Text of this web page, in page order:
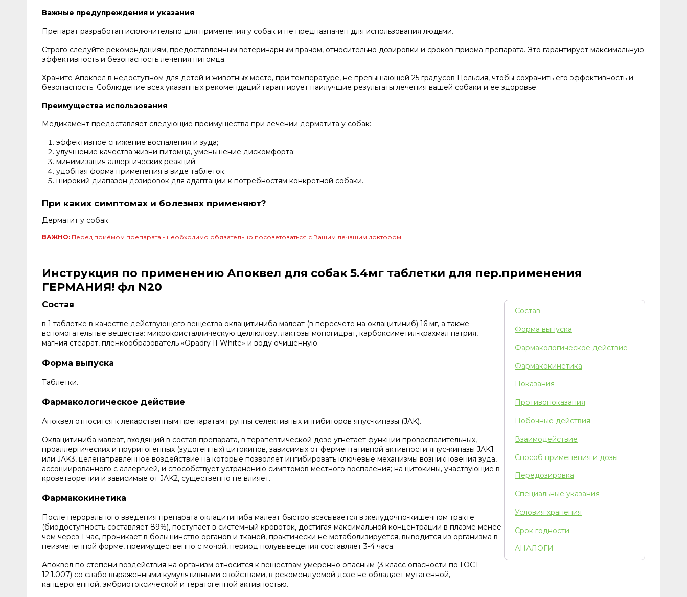
Важные предупреждения и указания
Препарат разработан исключительно для применения у собак и не предназначен для использования людьми.
Строго следуйте рекомендациям, предоставленным ветеринарным врачом, относительно дозировки и сроков приема препарата. Это гарантирует максимальную
эффективность и безопасность лечения питомца.
Храните Апоквел в недоступном для детей и животных месте, при температуре, не превышающей 25 градусов Цельсия, чтобы сохранить его эффективность и
безопасность. Соблюдение всех указанных рекомендаций гарантирует наилучшие результаты лечения вашей собаки и ее здоровье.
Преимущества использования
Медикамент предоставляет следующие преимущества при лечении дерматита у собак:
эффективное снижение воспаления и зуда;
улучшение качества жизни питомца, уменьшение дискомфорта;
минимизация аллергических реакций;
удобная форма применения в виде таблеток;
широкий диапазон дозировок для адаптации к потребностям конкретной собаки.
При каких симптомах и болезнях применяют?
Дерматит у собак
ВАЖНО: Перед приёмом препарата - необходимо обязательно посоветоваться с Вашим лечащим доктором!
Инструкция по применению Апоквел для собак 5.4мг таблетки для пер.применения
ГЕРМАНИЯ! фл N20
Состав
в 1 таблетке в качестве действующего вещества оклацитиниба малеат (в пересчете на оклацитиниб) 16 мг, а также
вспомогательные вещества: микрокристаллическую целлюлозу, лактозы моногидрат, карбоксиметил-крахмал натрия,
магния стеарат, плёнкообразователь «Opadry II White» и воду очищенную.
Форма выпуска
Таблетки.
Фармакологическое действие
Апоквел относится к лекарственным препаратам группы селективных ингибиторов янус-киназы (JAK).
Оклацитиниба малеат, входящий в состав препарата, в терапевтической дозе угнетает функции провоспалительных,
проаллергических и пруритогенных (зудогенных) цитокинов, зависимых от ферментативной активности янус-киназы JAK1
или JAK3, целенаправленное воздействие на которые позволяет ингибировать ключевые механизмы возникновения зуда,
ассоциированного с аллергией, и способствует устранению симптомов местного воспаления; на цитокины, участвующие в
кроветворении и зависимые от JAK2, существенно не влияет.
Фармакокинетика
После перорального введения препарата оклацитиниба малеат быстро всасывается в желудочно-кишечном тракте
(биодоступность составляет 89%), поступает в системный кровоток, достигая максимальной концентрации в плазме менее
чем через 1 час, проникает в большинство органов и тканей, практически не метаболизируется, выводится из организма в
неизмененной форме, преимущественно с мочой, период полувыведения составляет 3-4 часа.
Апоквел по степени воздействия на организм относится к веществам умеренно опасным (3 класс опасности по ГОСТ
12.1.007) со слабо выраженными кумулятивными свойствами, в рекомендуемой дозе не обладает мутагенной,
канцерогенной, эмбриотоксической и тератогенной активностью.
Состав
Форма выпуска
Фармакологическое действие
Фармакокинетика
Показания
Противопоказания
Побочные действия
Взаимодействие
Способ применения и дозы
Передозировка
Специальные указания
Условия хранения
Срок годности
АНАЛОГИ